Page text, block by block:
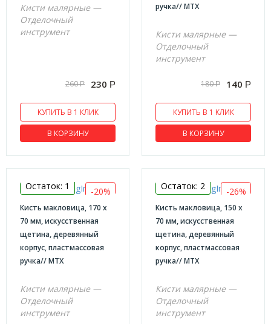
Шнуры разметочные
Кисти малярные —
Отделочный
инструмент
260Р 230 Р
КУПИТЬ В 1 КЛИК
В КОРЗИНУ
ручка// MTX
Кисти малярные —
Отделочный
инструмент
180Р 140 Р
КУПИТЬ В 1 КЛИК
В КОРЗИНУ
-20%
Остаток: 1
Кисть макловица, 170 х
70 мм, искусственная
щетина, деревянный
корпус, пластмассовая
ручка// MTX
Кисти малярные —
Отделочный
инструмент
-26%
Остаток: 2
Кисть макловица, 150 х
70 мм, искусственная
щетина, деревянный
корпус, пластмассовая
ручка// MTX
Кисти малярные —
Отделочный
инструмент